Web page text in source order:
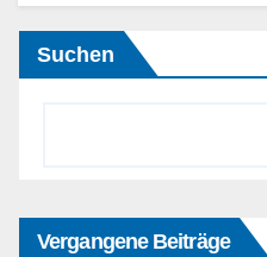
Suchen
Vergangene Beiträge